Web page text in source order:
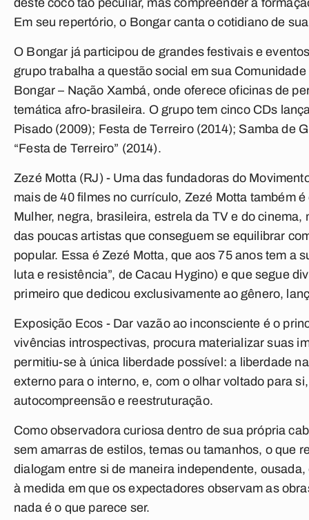
deste coco tão peculiar, mas compreender a
Em seu repertório, o Bongar canta o cotidiano de
O Bongar já participou de grandes festivais e
grupo trabalha a questão social em sua
Bongar – Nação Xambá, onde oferece oficinas de
temática afro-brasileira. O grupo tem cinco CDs
Pisado (2009); Festa de Terreiro (2014); Samba de
“Festa de Terreiro” (2014).
Zezé Motta (RJ) - Uma das fundadoras do
mais de 40 filmes no currículo, Zezé Motta também
Mulher, negra, brasileira, estrela da TV e do
das poucas artistas que conseguem se equilibrar
popular. Essa é Zezé Motta, que aos 75 anos tem a
luta e resistência”, de Cacau Hygino) e que segue
primeiro que dedicou exclusivamente ao gênero,
Exposição Ecos - Dar vazão ao inconsciente é o
vivências introspectivas, procura materializar suas
permitiu-se à única liberdade possível: a liberdade
externo para o interno, e, com o olhar voltado para
autocompreensão e reestruturação.
Como observadora curiosa dentro de sua própria
sem amarras de estilos, temas ou tamanhos, o que
dialogam entre si de maneira independente,
à medida em que os expectadores observam as
nada é o que parece ser.